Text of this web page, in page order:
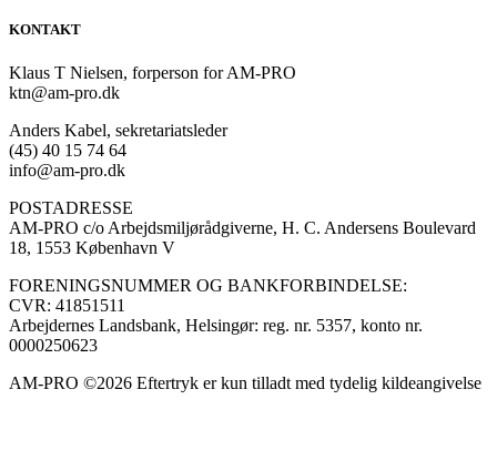
KONTAKT
Klaus T Nielsen, forperson for AM-PRO
ktn@am-pro.dk
Anders Kabel, sekretariatsleder
(45) 40 15 74 64
info@am-pro.dk
POSTADRESSE
AM-PRO c/o Arbejdsmiljørådgiverne, H. C. Andersens Boulevard
18, 1553 København V
FORENINGSNUMMER OG BANKFORBINDELSE:
CVR: 41851511
Arbejdernes Landsbank, Helsingør: reg. nr. 5357, konto nr.
0000250623
AM-PRO ©2026 Eftertryk er kun tilladt med tydelig kildeangivelse